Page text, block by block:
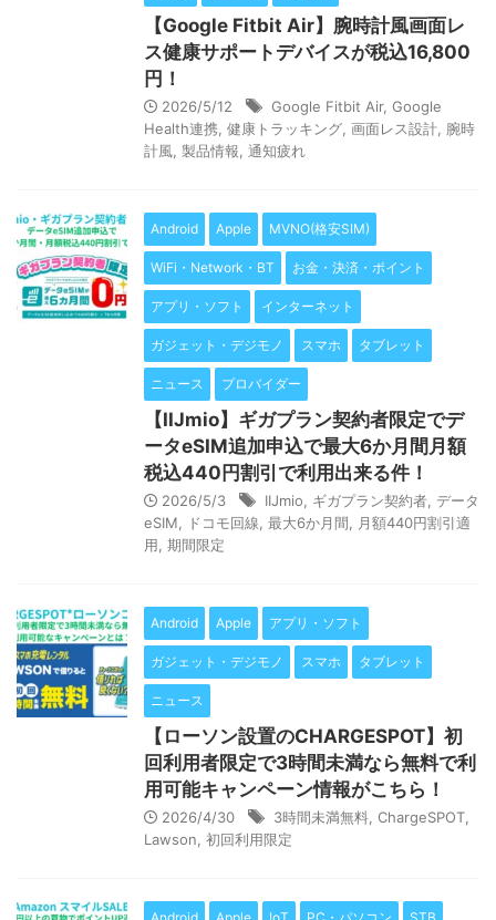
【Google Fitbit Air】腕時計風画面レ
ス健康サポートデバイスが税込16,800
円！
2026/5/12 Google Fitbit Air, Google
Health連携 健康トラッキング 画面レス設計 腕時
計風 製品情報 通知疲れ
Android Apple MVNO(格安SIM)
WiFi・Network・BT お金・決済・ポイント
アプリ・ソフト インターネット
ガジェット・デジモノ スマホ タブレット
ニュース プロバイダー
【IIJmio】ギガプラン契約者限定でデ
ータeSIM追加申込で最大6か月間月額
税込440円割引で利用出来る件！
2026/5/3 IIJmio ギガプラン契約者 データ
eSIM
ドコモ回線 最大6か月間
月額440円割引適
用 期間限定
Android Apple アプリ・ソフト
ガジェット・デジモノ スマホ タブレット
ニュース
【ローソン設置のCHARGESPOT】初
回利用者限定で3時間未満なら無料で利
用可能キャンペーン情報がこちら！
2026/4/30 3時間未満無料 ChargeSPOT
Lawson 初回利用限定